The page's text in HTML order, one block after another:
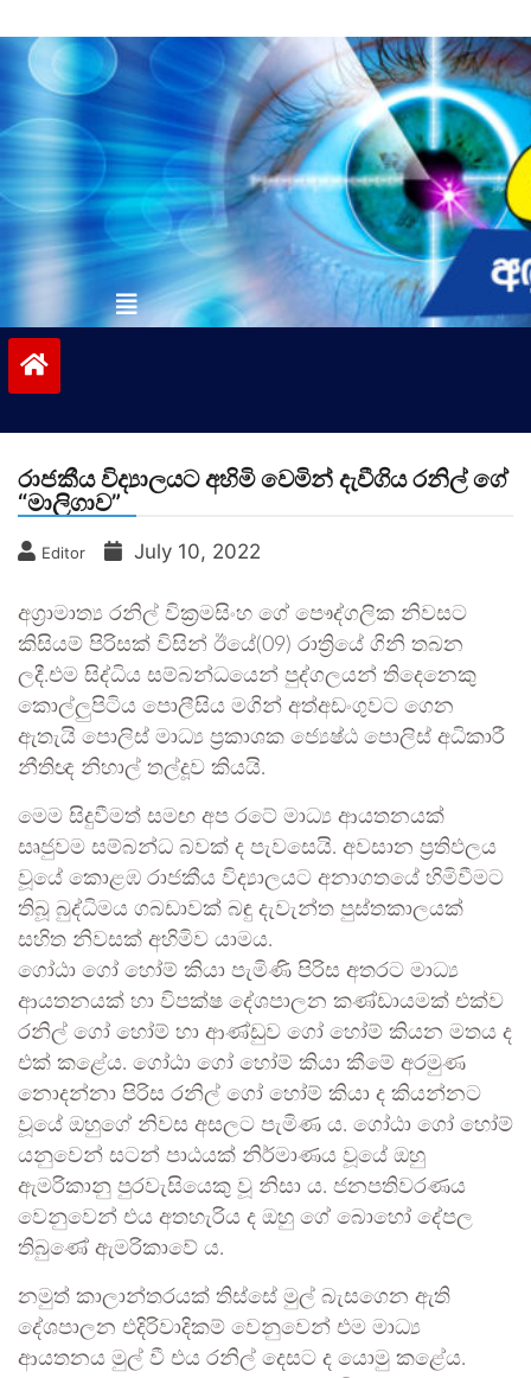
to
contentvinivida.lk
රාජකීය විද්‍යාලයට අහිමි වෙමින් දැවීගිය රනිල් ගේ
“මාලිගාව”
Editor July 10, 2022
අග්‍රාමාත්‍ය රනිල් වික්‍රමසිංහ ගේ පෞද්ගලික නිවසට
කිසියම් පිරිසක් විසින් ඊයේ(09) රාත්‍රියේ ගිනි තබන
ලදී.එම සිද්ධිය සම්බන්ධයෙන් පුද්ගලයන් තිදෙනෙකු
කොල්ලුපිටිය පොලීසිය මගින් අත්අඩංගුවට ගෙන
ඇතැයි පොලිස් මාධ්‍ය ප්‍රකාශක ජ්‍යෙෂ්ඨ පොලිස් අධිකාරී
නීතිඥ නිහාල් තල්දූව කියයි.
මෙම සිදුවීමත් සමඟ අප රටේ මාධ්‍ය ආයතනයක්
සෘජුවම සම්බන්ධ බවක් ද පැවසෙයි. අවසාන ප්‍රතිඵලය
වූයේ කොළඹ රාජකීය විද්‍යාලයට අනාගතයේ හිමිවීමට
තිබූ බුද්ධිමය ගබඩාවක් බඳු දැවැන්ත පුස්තකාලයක්
සහිත නිවසක් අහිමිව යාමය.
ගෝඨා ගෝ හෝම් කියා පැමිණි පිරිස අතරට මාධ්‍ය
ආයතනයක් හා විපක්ෂ දේශපාලන කණ්ඩායමක් එක්ව
රනිල් ගෝ හෝම් හා ආණ්ඩුව ගෝ හෝම් කියන මතය ද
එක් කළේය. ගෝඨා ගෝ හෝම් කියා කීමේ අරමුණ
නොදන්නා පිරිස රනිල් ගෝ හෝම් කියා ද කියන්නට
වූයේ ඔහුගේ නිවස අසලට පැමිණ ය. ගෝඨා ගෝ හෝම්
යනුවෙන් සටන් පාඨයක් නිර්මාණය වූයේ ඔහු
ඇමරිකානු පුරවැසියෙකු වූ නිසා ය. ජනපතිවරණය
වෙනුවෙන් එය අතහැරිය ද ඔහු ගේ බොහෝ දේපල
තිබුණේ ඇමරිකාවේ ය.
නමුත් කාලාන්තරයක් තිස්සේ මුල් බැසගෙන ඇති
දේශපාලන එදිරිවාදිකම් වෙනුවෙන් එම මාධ්‍ය
ආයතනය මුල් වී එය රනිල් දෙසට ද යොමු කළේය.